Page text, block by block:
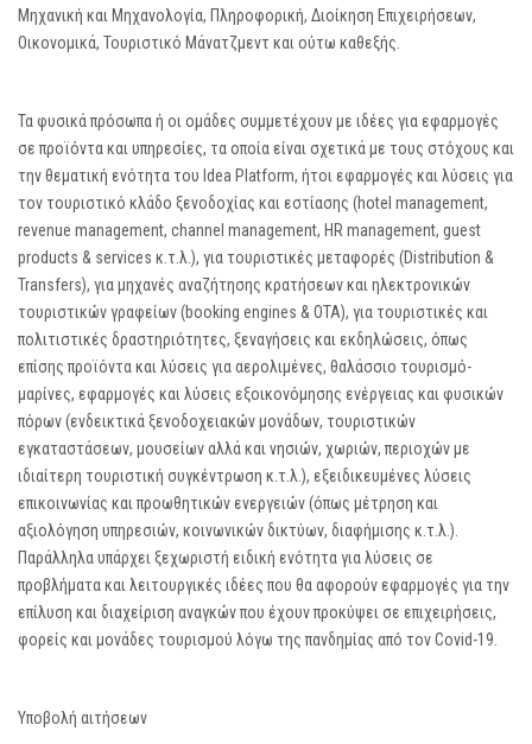
Μηχανική και Μηχανολογία, Πληροφορική, Διοίκηση Επιχειρήσεων,
Οικονομικά, Τουριστικό Μάνατζμεντ και ούτω καθεξής.
Τα φυσικά πρόσωπα ή οι ομάδες συμμετέχουν με ιδέες για εφαρμογές
σε προϊόντα και υπηρεσίες, τα οποία είναι σχετικά με τους στόχους και
την θεματική ενότητα του Idea Platform, ήτοι εφαρμογές και λύσεις για
τον τουριστικό κλάδο ξενοδοχίας και εστίασης (hotel management,
revenue management, channel management, HR management, guest
products & services κ.τ.λ.), για τουριστικές μεταφορές (Distribution &
Transfers), για μηχανές αναζήτησης κρατήσεων και ηλεκτρονικών
τουριστικών γραφείων (booking engines & ΟΤΑ), για τουριστικές και
πολιτιστικές δραστηριότητες, ξεναγήσεις και εκδηλώσεις, όπως
επίσης προϊόντα και λύσεις για αερολιμένες, θαλάσσιο τουρισμό-
μαρίνες, εφαρμογές και λύσεις εξοικονόμησης ενέργειας και φυσικών
πόρων (ενδεικτικά ξενοδοχειακών μονάδων, τουριστικών
εγκαταστάσεων, μουσείων αλλά και νησιών, χωριών, περιοχών με
ιδιαίτερη τουριστική συγκέντρωση κ.τ.λ.), εξειδικευμένες λύσεις
επικοινωνίας και προωθητικών ενεργειών (όπως μέτρηση και
αξιολόγηση υπηρεσιών, κοινωνικών δικτύων, διαφήμισης κ.τ.λ.).
Παράλληλα υπάρχει ξεχωριστή ειδική ενότητα για λύσεις σε
προβλήματα και λειτουργικές ιδέες που θα αφορούν εφαρμογές για την
επίλυση και διαχείριση αναγκών που έχουν προκύψει σε επιχειρήσεις,
φορείς και μονάδες τουρισμού λόγω της πανδημίας από τον Covid-19.
Υποβολή αιτήσεων